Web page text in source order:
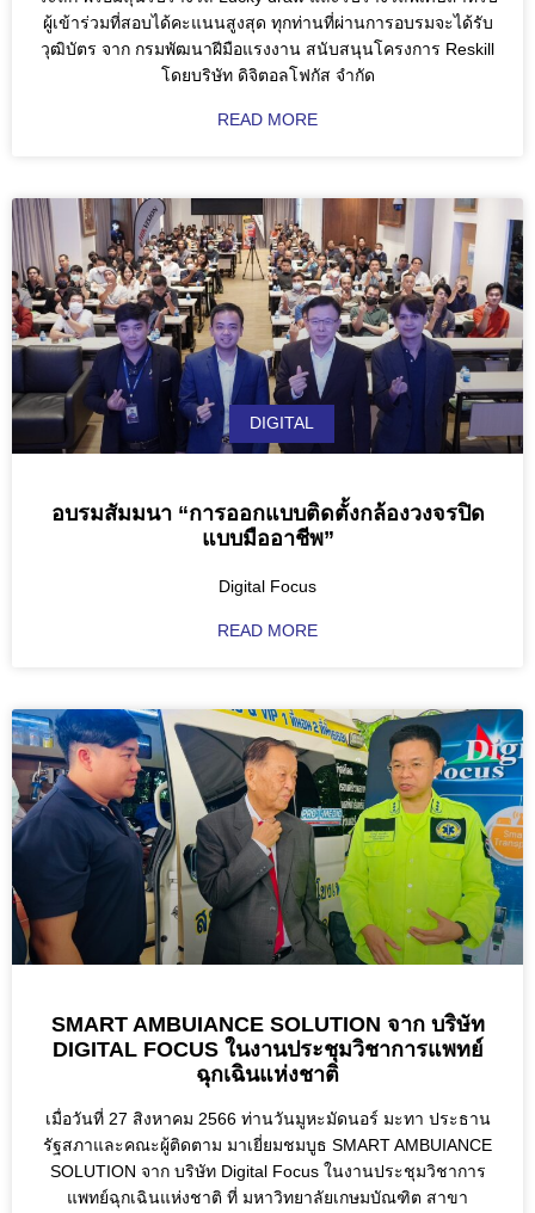
ผู้เข้าร่วมที่สอบได้คะแนนสูงสุด ทุกท่านที่ผ่านการอบรมจะได้รับ
วุฒิบัตร จาก กรมพัฒนาฝีมือแรงงาน สนับสนุนโครงการ Reskill
โดยบริษัท ดิจิตอลโฟกัส จำกัด
READ MORE
DIGITAL
อบรมสัมมนา “การออกแบบติดตั้งกล้องวงจรปิด
แบบมืออาชีพ”
Digital Focus
READ MORE
SMART AMBUIANCE SOLUTION จาก บริษัท
DIGITAL FOCUS ในงานประชุมวิชาการแพทย์
ฉุกเฉินแห่งชาติ
เมื่อวันที่ 27 สิงหาคม 2566 ท่านวันมูหะมัดนอร์ มะทา ประธาน
รัฐสภาและคณะผู้ติดตาม มาเยี่ยมชมบูธ SMART AMBUIANCE
SOLUTION จาก บริษัท Digital Focus ในงานประชุมวิชาการ
แพทย์ฉุกเฉินแห่งชาติ ที่ มหาวิทยาลัยเกษมบัณฑิต สาขา